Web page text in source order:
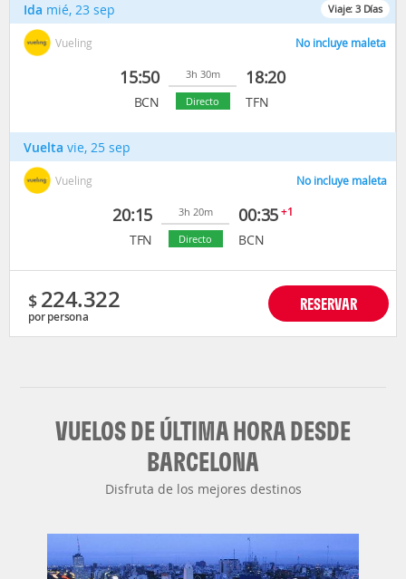
Viaje: 3 Días
Ida mié, 23 sep
Vueling No incluye maleta
15:50
BCN
3h 30m
Directo
18:20
TFN
Vuelta vie, 25 sep
Vueling No incluye maleta
20:15
TFN
3h 20m
Directo
00:35+1
BCN
$ 224.322
por persona
RESERVAR
VUELOS DE ÚLTIMA HORA DESDE
BARCELONA
Disfruta de los mejores destinos